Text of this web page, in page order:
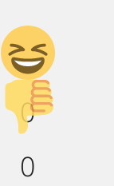
Дикий
смех!
0
Палец
вниз!
0